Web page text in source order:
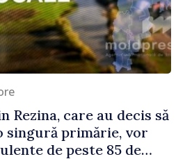
Rezina, care au decis să
singură primărie, vor
de peste 85 de